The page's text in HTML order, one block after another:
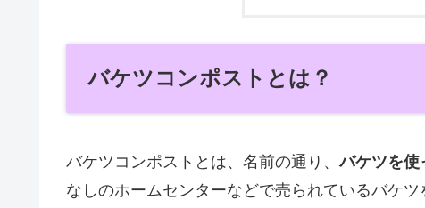
バケツコンポストとは？
バケツコンポストとは、名前の通り、バケツを使
なしのホームセンターなどで売られているバケ